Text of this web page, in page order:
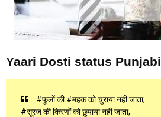
Yaari Dosti status Punjabi
#फूलों की #महक को चुराया नही जाता,
#सूरज की किरणों को छुपाया नही जाता,